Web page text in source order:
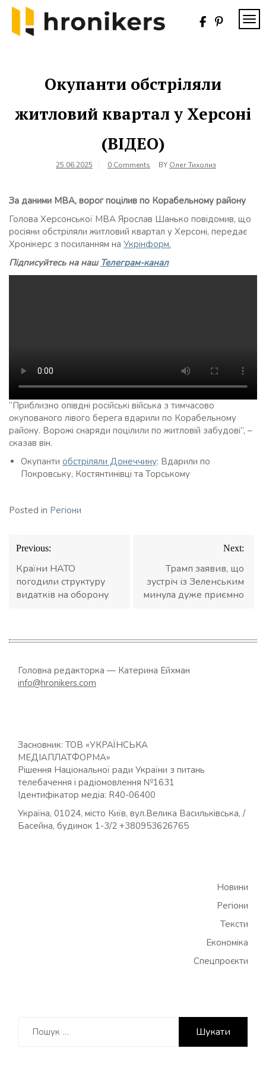
Skip
content
Окупанти обстріляли
житловий квартал у Херсоні
(ВІДЕО)
25.06.2025 0 Comments BY Олег Тихолиз
За даними МВА, ворог поцілив по Корабельному району
Голова Херсонської МВА Ярослав Шанько повідомив, що
росіяни обстріляли житловий квартал у Херсоні, передає
Хронікерс з посиланням на Укрінформ.
Підписуйтесь на наш Телеграм-канал
“Приблизно опівдні російські війська з тимчасово
окупованого лівого берега вдарили по Корабельному
району. Ворожі снаряди поцілили по житловій забудові”, –
сказав він.
Окупанти обстріляли Донеччину: Вдарили по
Покровську, Костянтинівці та Торському
Posted in Регіони
Навігація
записів
Previous:
Країни НАТО
погодили структуру
видатків на оборону
Next:
Трамп заявив, що
зустріч із Зеленським
минула дуже приємно
Головна редакторка — Катерина Ейхман
info@hronikers.com
Засновник: ТОВ «УКРАЇНСЬКА
МЕДІАПЛАТФОРМА»
Рішення Національної ради України з питань
телебачення і радіомовлення №1631
Ідентифікатор медіа: R40-06400
Україна, 01024, місто Київ, вул.Велика Васильківська, /
Басейна, будинок 1-3/2 +380953626765
Новини
Регіони
Тексти
Економіка
Спецпроєкти